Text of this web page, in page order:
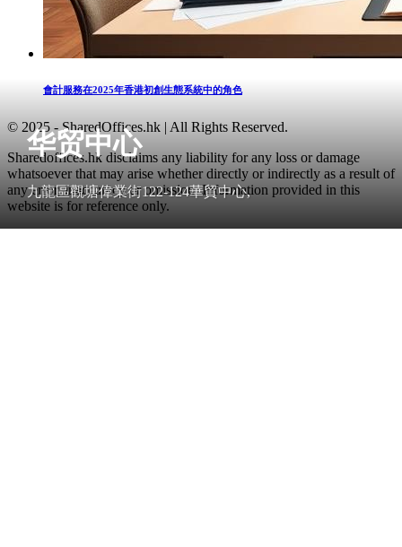
华贸中心
九龍區觀塘偉業街122-124華貿中心,
會計服務在2025年香港初創生態系統中的角色
© 2025 - SharedOffices.hk | All Rights Reserved.
Sharedoffices.hk disclaims any liability for any loss or damage
whatsoever that may arise whether directly or indirectly as a result of
any error, inaccuracy or omission. Information provided in this
website is for reference only.